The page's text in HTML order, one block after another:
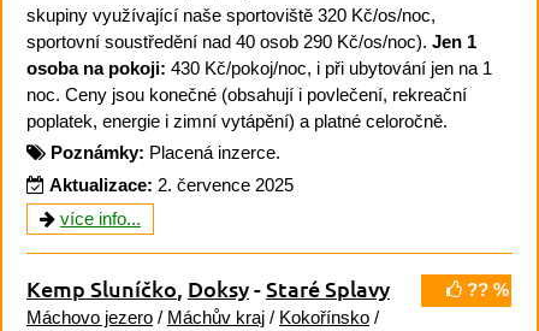
skupiny využívající naše sportoviště 320 Kč/os/noc,
sportovní soustředění nad 40 osob 290 Kč/os/noc). Jen 1
osoba na pokoji: 430 Kč/pokoj/noc, i při ubytování jen na 1
noc. Ceny jsou konečné (obsahují i povlečení, rekreační
poplatek, energie i zimní vytápění) a platné celoročně.
Poznámky: Placená inzerce.
Aktualizace: 2. července 2025
více info...
?? %
Kemp Sluníčko, Doksy-Staré Splavy
Máchovo jezero / Máchův kraj / Kokořínsko /